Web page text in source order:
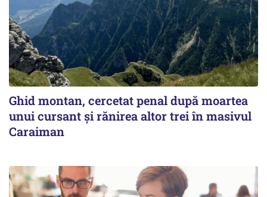
Ghid montan, cercetat penal după moartea
unui cursant și rănirea altor trei în masivul
Caraiman